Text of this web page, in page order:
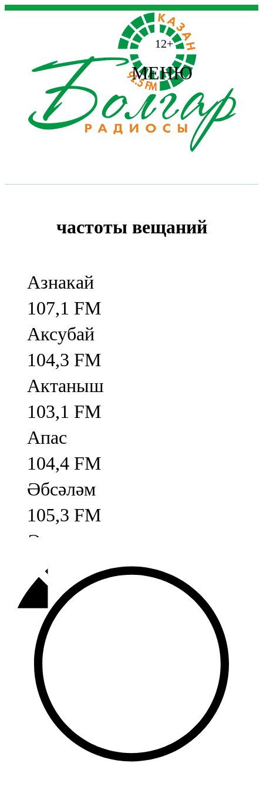
12+
МЕНЮ
частоты вещаний
Азнакай
107,1 FM
Аксубай
104,3 FM
Актаныш
103,1 FM
Апас
104,4 FM
Әбсәләм
105,3 FM
Әлмәт
92,9 FM
Базарлы матак
107,1 FM
Балык бистәсе
104,9 FM
Баулы
107,5 FM
Биләр